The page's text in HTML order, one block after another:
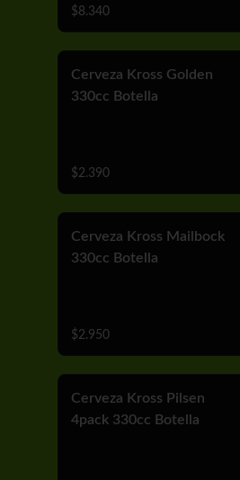
$8.340
Cerveza Kross Golden
330cc Botella
$2.390
Cerveza Kross Mailbock
330cc Botella
$2.950
Cerveza Kross Pilsen
4pack 330cc Botella